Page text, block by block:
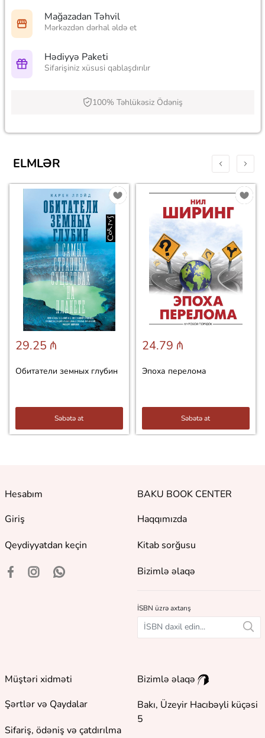
Mağazadan Təhvil
Mərkəzdən dərhal əldə et
Hədiyyə Paketi
Sifarişiniz xüsusi qablaşdırılır
100% Təhlükəsiz Ödəniş
ELMLƏR
29.25 ₼
Обитатели земных глубин
Səbətə at
24.79 ₼
Эпоха перелома
Səbətə at
Hesabım
Giriş
Qeydiyyatdan keçin
BAKU BOOK CENTER
Haqqımızda
Kitab sorğusu
Bizimlə əlaqə
İSBN üzrə axtarış
Müştəri xidməti
Şərtlər və Qaydalar
Sifariş, ödəniş və çatdırılma
Bizimlə əlaqə
Bakı, Üzeyir Hacıbəyli küçəsi
5